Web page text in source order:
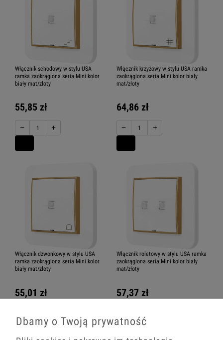
Włącznik schodowy w stylu USA
ramka zaokrąglona seria Mini kolor
biały mat/złoty
55,85 zł
− +
Włącznik krzyżowy w stylu USA ramka
zaokrąglona seria Mini kolor biały
mat/złoty
64,86 zł
− +
Włącznik dzwonkowy w stylu USA
ramka zaokrąglona seria Mini kolor
biały mat/złoty
55,01 zł
Włącznik roletowy w stylu USA ramka
zaokrąglona seria Mini kolor biały
mat/złoty
57,37 zł
Dbamy o Twoją prywatność